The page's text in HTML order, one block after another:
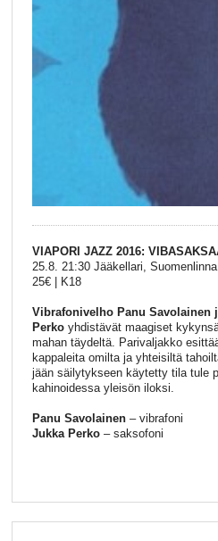
VIAPORI JAZZ 2016:
25.8. 21:30 Jääkellari, Suomenlinna
25€ | K18
Vibrafonivelho Panu Savolainen
Perkoyhdistävät maagiset
mahan täydeltä. Parivaljakko
kappaleita omilta ja yhteisiltä
jään säilytykseen käytetty tila tule
kahinoidessa yleisön iloksi.
Panu Savolainen– vibrafoni
Jukka Perko– saksofoni